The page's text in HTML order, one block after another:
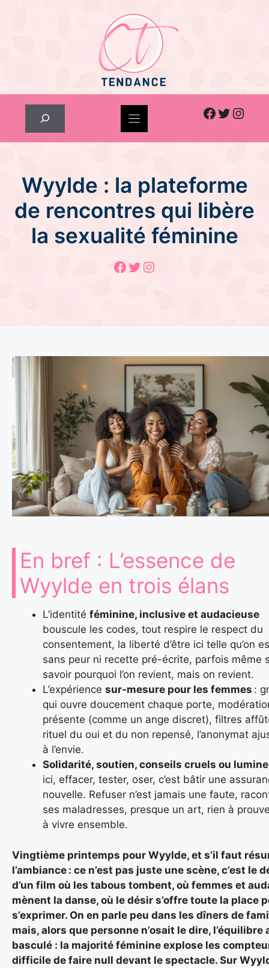
Facebook
Twitter
Wyylde : la plateforme
de rencontres qui libère
la sexualité féminine
Facebook
Twitter
Instagram
En bref : L’essence de
Wyylde en trois élans
L’identité féminine, inclusive et audacieuse
bouscule les codes, tout respire le respect du
consentement, la liberté d’être ici telle qu’on
sans peur ni recette pré-écrite, parfois même
savoir pourquoi l’on revient, mais on revient.
L’expérience sur-mesure pour les femmes :
qui ouvre doucement chaque porte,
présente (comme un ange discret), filtres
rituel du oui et du non repensé, l’anonymat
à l’envie.
Solidarité, soutien, conseils cruels ou
ici, effacer, tester, oser, c’est bâtir une
nouvelle. Refuser n’est jamais une faute,
ses maladresses, presque un art, rien à
à vivre ensemble.
Vingtième printemps pour Wyylde, et s’il faut
l’ambiance : ce n’est pas juste une scène, c’est le
d’un film où les tabous tombent, où femmes et
mènent la danse, où le désir s’offre toute la place
s’exprimer. On en parle peu dans les dîners de
mais, alors que personne n’osait le dire, l’équilibre
basculé : la majorité féminine explose les
difficile de faire null devant le spectacle. Sur